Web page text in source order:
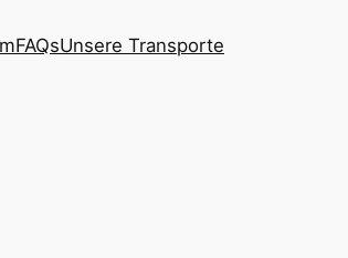
FAQsUnsere Transporte